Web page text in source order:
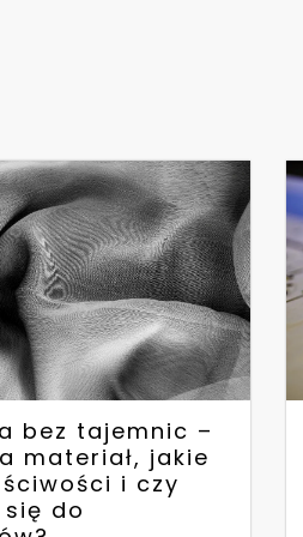
bez tajemnic –
materiał, jakie
i czy
do